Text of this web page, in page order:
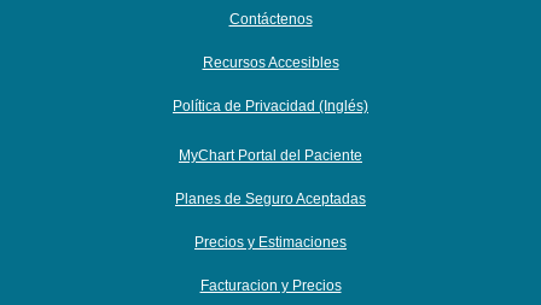
Contáctenos
Recursos Accesibles
Política de Privacidad (Inglés)
MyChart Portal del Paciente
Planes de Seguro Aceptadas
Precios y Estimaciones
Facturacion y Precios